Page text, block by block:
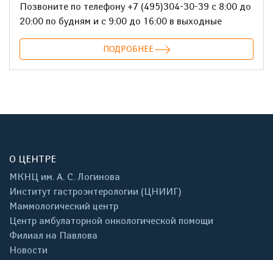
Позвоните по телефону +7 (495)304-30-39 с 8:00 до
20:00 по будням и с 9:00 до 16:00 в выходные
ПОДРОБНЕЕ
О ЦЕНТРЕ
МКНЦ им. А. С. Логинова
Институт гастроэнтерологии (ЦНИИГ)
Маммологический центр
Центр амбулаторной онкологической помощи
Филиал на Павлова
Новости